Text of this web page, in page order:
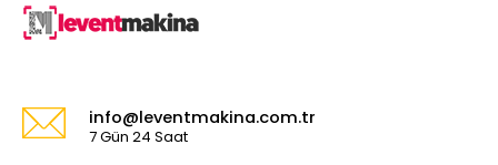
info@leventmakina.com.tr
7 Gün 24 Saat